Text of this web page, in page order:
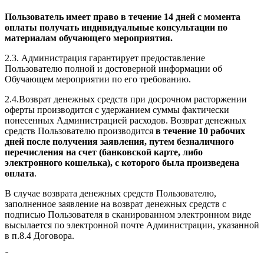
Пользователь имеет право в течение 14 дней с момента
оплаты получать индивидуальные консультации по
материалам обучающего мероприятия.
2.3. Администрация гарантирует предоставление
Пользователю полной и достоверной информации об
Обучающем мероприятии по его требованию.
2.4.Возврат денежных средств при досрочном расторжении
оферты производится с удержанием суммы фактически
понесенных Администрацией расходов. Возврат денежных
средств Пользователю производится в течение 10 рабочих
дней после получения заявления, путем безналичного
перечисления на счет (банковской карте, либо
электронного кошелька), с которого была произведена
оплата.
В случае возврата денежных средств Пользователю,
заполненное заявление на возврат денежных средств с
подписью Пользователя в сканированном электронном виде
высылается по электронной почте Администрации, указанной
в п.8.4 Договора.